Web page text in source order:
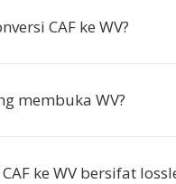
CAF ke WV?
membuka WV?
ke WV bersifat